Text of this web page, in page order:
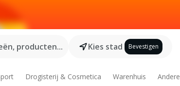
producten...
Kies stad Bevestigen
Drogisterij & Cosmetica Warenhuis Andere